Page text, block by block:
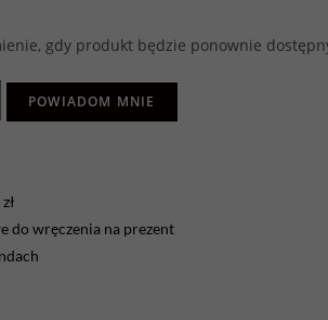
gdy produkt będzie ponownie
POWIADOM MNIE
do wręczenia na prezent